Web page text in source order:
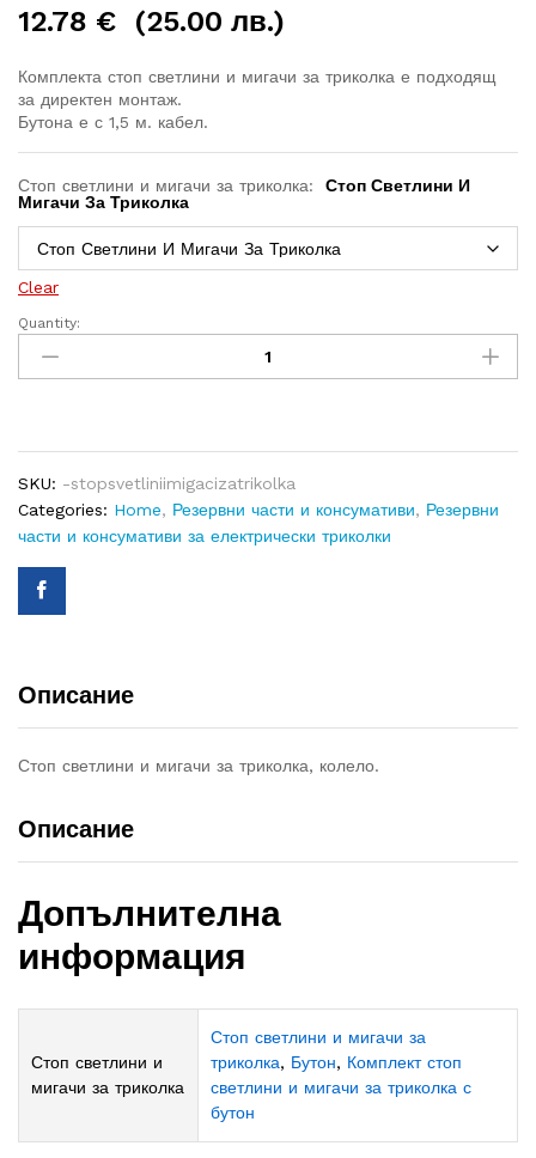
12.78 € (25.00 лв.)
Комплекта стоп светлини и мигачи за триколка е подходящ
за директен монтаж.
Бутона е с 1,5 м. кабел.
Стоп светлини и мигачи за триколка:
Стоп Светлини И
Мигачи За Триколка
Clear
Стоп
светлини
и
колело
quantity
Quantity:
SKU: -stopsvetliniimigacizatrikolka
Categories: Home, Резервни части и консумативи, Резервни
части и консумативи за електрически триколки
Описание
Стоп светлини и мигачи за триколка, колело.
Описание
Допълнителна
информация
Стоп светлини и
мигачи за триколка
Стоп светлини и мигачи за
триколка, Бутон, Комплект стоп
светлини и мигачи за триколка с
бутон